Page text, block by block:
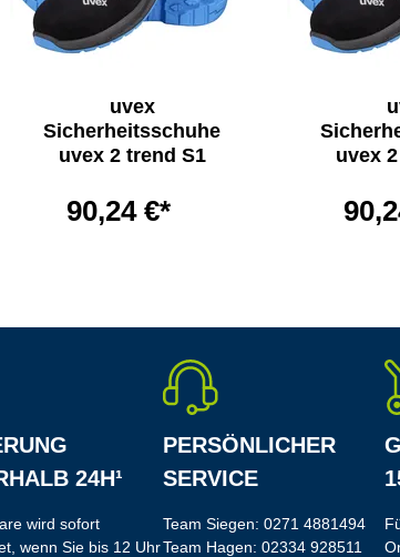
uvex
Sicherheitsschuhe
uvex 2 trend S1
90,24 €*
uvex
24H¹
wird sofort
wenn Sie bis 12 Uhr
PERSÖNLICHER
SERVICE
Team Siegen: 0271 4881494
Team Hagen: 02334 928511